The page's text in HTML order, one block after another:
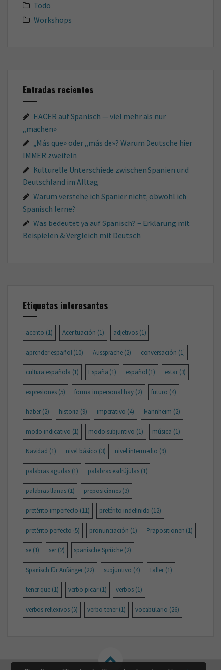
Todo
Workshops
Entradas recientes
HACER auf Spanisch — viel mehr als nur
„machen»
„Más que» oder „más de»? Warum Deutsche hier
IMMER zweifeln
Kulturelle Unterschiede zwischen Spanien und
Deutschland im Alltag
Warum verstehe ich Spanier nicht, obwohl ich
Spanisch lerne?
Was bedeutet ya auf Spanisch? – Erklärung mit
Beispielen & Vergleich mit Deutsch
Etiquetas interesantes
acento (1) Acentuación (1) adjetivos (1)
aprender español (10) Aussprache (2) conversación (1)
cultura española (1) España (1) español (1) estar(3)
expresiones (5) forma impersonal hay (2) futuro (4)
haber(2) historia (9) imperativo (4) Mannheim (2)
modo indicativo (1) modo subjuntivo (1) música (1)
Navidad (1) nivel básico (3) nivel intermedio (9)
palabras agudas (1) palabras esdrújulas (1)
palabras llanas (1) preposiciones (3)
pretérito imperfecto (11) pretérito indefinido (12)
pretérito perfecto (5) pronunciación (1) Präpositionen (1)
se (1) ser(2) spanische Sprüche (2)
Spanisch für Anfänger(22) subjuntivo (4) Taller(1)
tener que (1) verbo picar(1) verbos (1)
verbos reflexivos (5) verbo tener(1) vocabulario (26)